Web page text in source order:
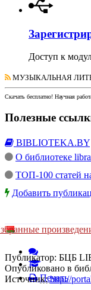
Доступ к
МУЗЫКАЛЬНАЯ
Скачать бесплатно! Научная
Полезные
BIBLIOTEKA.BY
О библиотеке
ТОП-100 статей
Добавить
Печать
Публикатор: БЦБ
Опубликовано в
Источник:http://